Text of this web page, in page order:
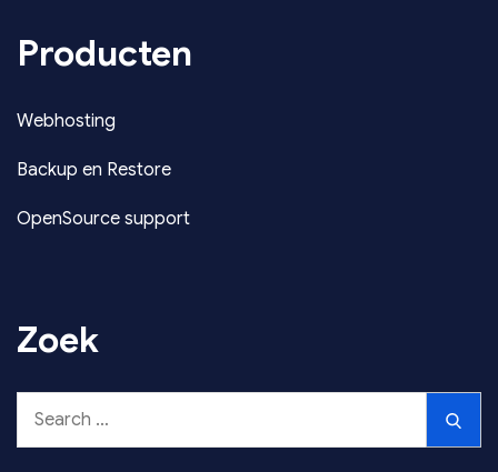
Producten
Webhosting
Backup en Restore
OpenSource support
Zoek
Search